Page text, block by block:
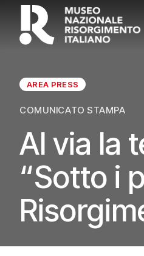
AREA PRESS
COMUNICATO STAMPA
Al via la
“Sotto i